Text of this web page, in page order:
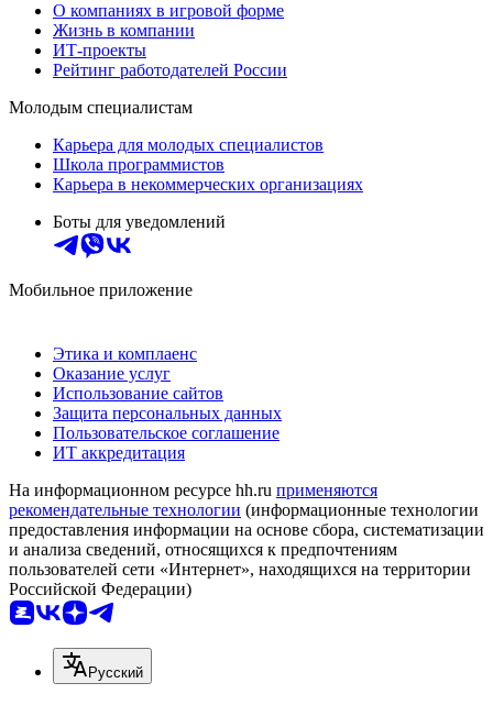
О компаниях в игровой форме
Жизнь в компании
ИТ-проекты
Рейтинг работодателей России
Молодым специалистам
Карьера для молодых специалистов
Школа программистов
Карьера в некоммерческих организациях
Боты для уведомлений
Мобильное приложение
Этика и комплаенс
Оказание услуг
Использование сайтов
Защита персональных данных
Пользовательское соглашение
ИТ аккредитация
На информационном ресурсе hh.ru применяются
рекомендательные технологии (информационные технологии
предоставления информации на основе сбора, систематизации
и анализа сведений, относящихся к предпочтениям
пользователей сети «Интернет», находящихся на территории
Российской Федерации)
Русский